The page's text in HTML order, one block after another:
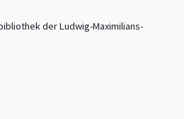
der Ludwig-Maximilians-